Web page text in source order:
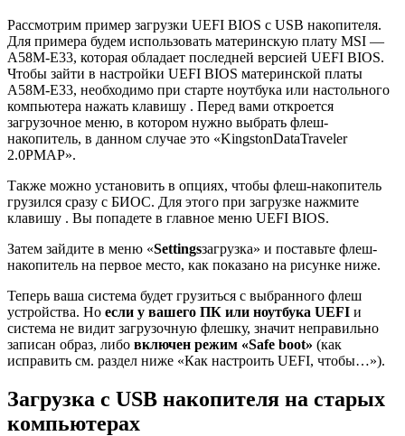
Рассмотрим пример загрузки UEFI BIOS с USB накопителя.
Для примера будем использовать материнскую плату MSI —
A58M-E33, которая обладает последней версией UEFI BIOS.
Чтобы зайти в настройки UEFI BIOS материнской платы
A58M-E33, необходимо при старте ноутбука или настольного
компьютера нажать клавишу . Перед вами откроется
загрузочное меню, в котором нужно выбрать флеш-
накопитель, в данном случае это «KingstonDataTraveler
2.0PMAP».
Также можно установить в опциях, чтобы флеш-накопитель
грузился сразу с БИОС. Для этого при загрузке нажмите
клавишу . Вы попадете в главное меню UEFI BIOS.
Затем зайдите в меню «Settingsзагрузка» и поставьте флеш-
накопитель на первое место, как показано на рисунке ниже.
Теперь ваша система будет грузиться с выбранного флеш
устройства. Но если у вашего ПК или ноутбука UEFI и
система не видит загрузочную флешку, значит неправильно
записан образ, либо включен режим «Safe boot» (как
исправить см. раздел ниже «Как настроить UEFI, чтобы…»).
Загрузка с USB накопителя на старых
компьютерах